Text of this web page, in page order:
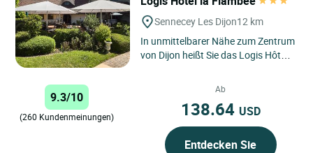
Sennecey Les Dijon12 km
In unmittelbarer Nähe zum Zentrum
von Dijon heißt Sie das Logis Hôtel
9.3/10
(260 Kundenmeinungen)
Ab
138.64 USD
Entdecken Sie